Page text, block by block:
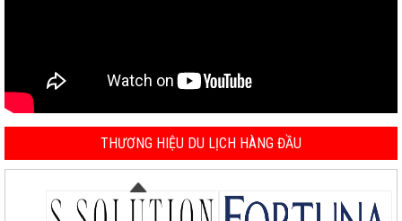
THƯƠNG HIỆU DU LỊCH HÀNG ĐẦU